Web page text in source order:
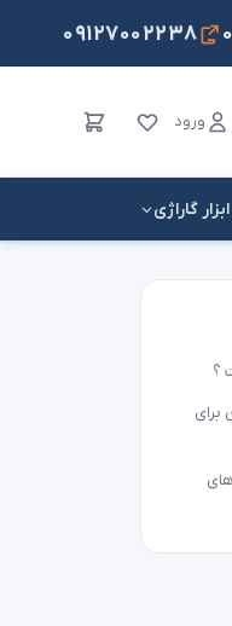
۰۹۱۲۷۰۰۲۲۳۸
ورود
ابزار گاراژی
؟